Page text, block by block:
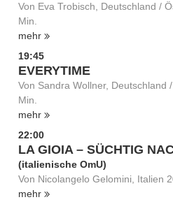
Von Eva Trobisch, Deutschland /
Min.
mehr
19:45
EVERYTIME
Von Sandra Wollner, Deutschland
Min.
mehr
22:00
LA GIOIA – SÜCHTIG
(italienische OmU)
Von Nicolangelo Gelomini, Italien
mehr